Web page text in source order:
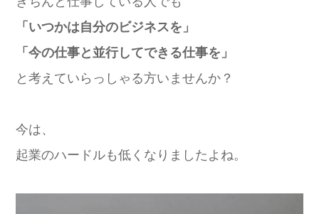
「いつかは自分のビジネスを」
「今の仕事と並行してできる仕事を」
と考えていらっしゃる方いませんか？
今は、
起業のハードルも低くなりましたよね。